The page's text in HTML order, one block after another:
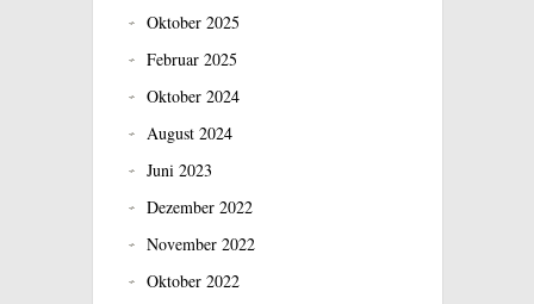
Oktober 2025
Februar 2025
Oktober 2024
August 2024
Juni 2023
Dezember 2022
November 2022
Oktober 2022